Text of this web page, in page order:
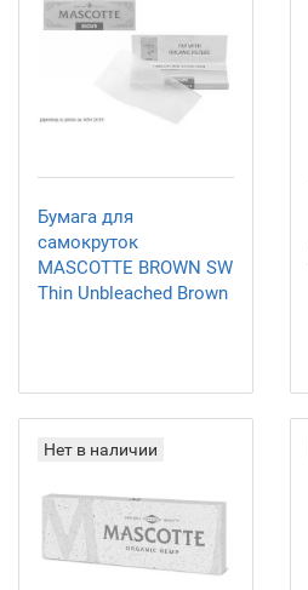
Бумага для
самокруток
MASCOTTE BROWN SW
Thin Unbleached Brown
Нет в наличии